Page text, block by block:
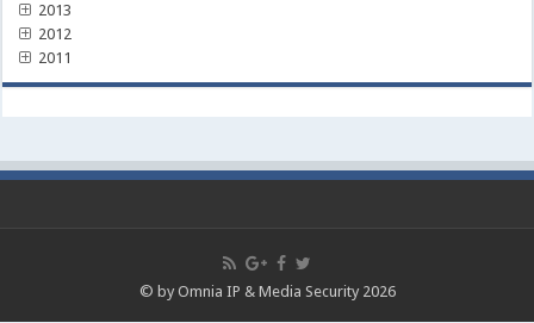
2013
2012
2011
© by Omnia IP & Media Security 2026